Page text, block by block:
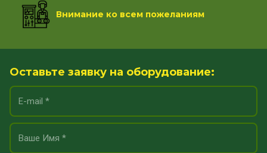
Внимание ко всем пожеланиям
Оставьте заявку на оборудование: